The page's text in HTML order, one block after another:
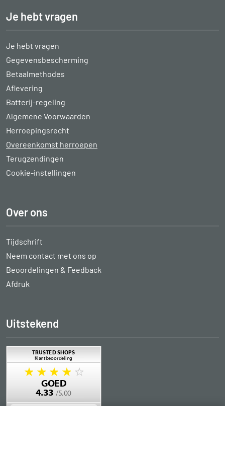
Je hebt vragen
Je hebt vragen
Gegevensbescherming
Betaalmethodes
Aflevering
Batterij-regeling
Algemene Voorwaarden
Herroepingsrecht
Overeenkomst herroepen
Terugzendingen
Cookie-instellingen
Over ons
Tijdschrift
Neem contact met ons op
Beoordelingen & Feedback
Afdruk
Uitstekend